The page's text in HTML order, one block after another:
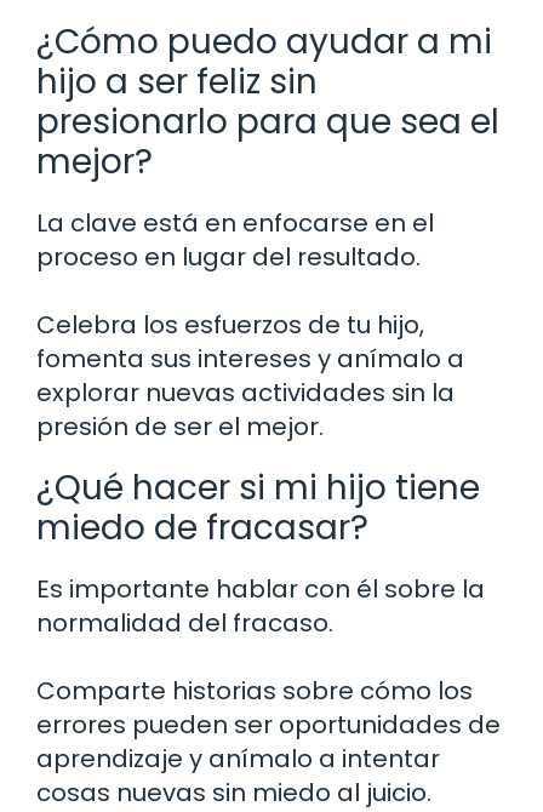
¿Cómo puedo ayudar a mi
hijo a ser feliz sin
presionarlo para que sea el
mejor?
La clave está en enfocarse en el
proceso en lugar del resultado.
Celebra los esfuerzos de tu hijo,
fomenta sus intereses y anímalo a
explorar nuevas actividades sin la
presión de ser el mejor.
¿Qué hacer si mi hijo tiene
miedo de fracasar?
Es importante hablar con él sobre la
normalidad del fracaso.
Comparte historias sobre cómo los
errores pueden ser oportunidades de
aprendizaje y anímalo a intentar
cosas nuevas sin miedo al juicio.